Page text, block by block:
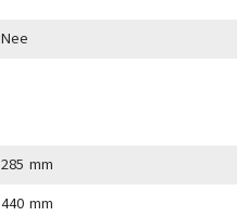
Nee
285 mm
440 mm